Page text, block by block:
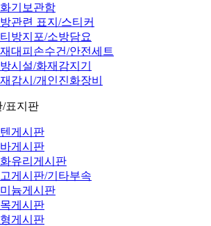
기보관함
관련 표지/스티커
방지포/소방담요
대피손수건/안전세트
시설/화재감지기
감시/개인진화장비
/표지판
게시판
게시판
유리게시판
게시판/기타부속
늄게시판
게시판
게시판